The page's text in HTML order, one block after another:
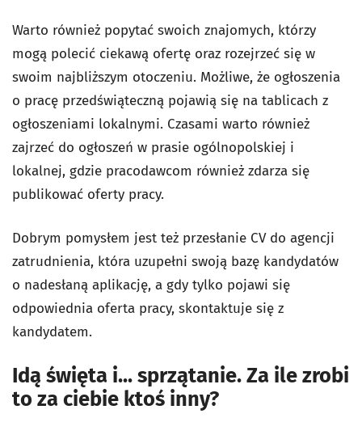
Warto również popytać swoich znajomych, którzy
mogą polecić ciekawą ofertę oraz rozejrzeć się w
swoim najbliższym otoczeniu. Możliwe, że ogłoszenia
o pracę przedświąteczną pojawią się na tablicach z
ogłoszeniami lokalnymi. Czasami warto również
zajrzeć do ogłoszeń w prasie ogólnopolskiej i
lokalnej, gdzie pracodawcom również zdarza się
publikować oferty pracy.
Dobrym pomysłem jest też przesłanie CV do agencji
zatrudnienia, która uzupełni swoją bazę kandydatów
o nadesłaną aplikację, a gdy tylko pojawi się
odpowiednia oferta pracy, skontaktuje się z
kandydatem.
Idą święta i... sprzątanie. Za ile zrobi
to za ciebie ktoś inny?